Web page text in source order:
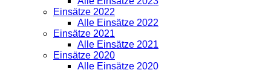
Einsätze 2022
Alle Einsätze 2022
Einsätze 2021
Alle Einsätze 2021
Einsätze 2020
Alle Einsätze 2020